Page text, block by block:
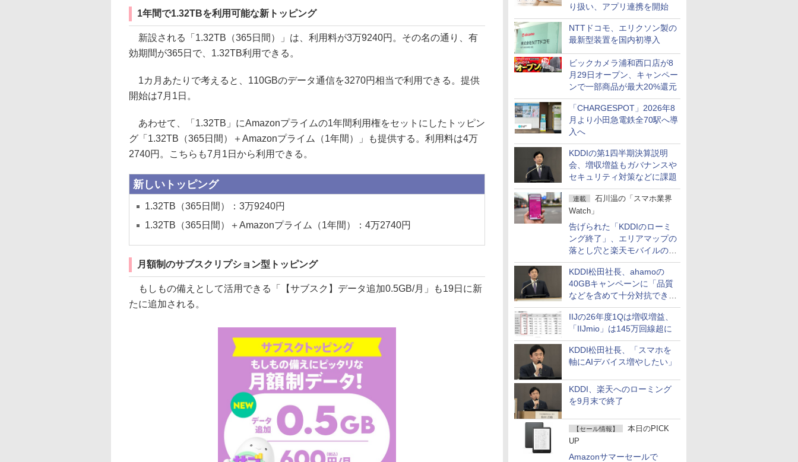
り扱い、アプリ連携を開始
NTTドコモ、エリクソン製の
最新型装置を国内初導入
ビックカメラ浦和西口店が8
月29日オープン、キャンペー
ンで一部商品が最大20%還元
「CHARGESPOT」2026年8
月より小田急電鉄全70駅へ導
入へ
KDDIの第1四半期決算説明
会、増収増益もガバナンスや
セキュリティ対策などに課題
連載
石川温の「スマホ業界
Watch」
告げられた「KDDIのローミ
ング終了」、エリアマップの
落とし穴と楽天モバイルの課
題
KDDI松田社長、ahamoの
40GBキャンペーンに「品質
などを含めて十分対抗でき
る」
IIJの26年度1Qは増収増益、
「IIJmio」は145万回線超に
KDDI松田社長、「スマホを
軸にAIデバイス増やしたい」
KDDI、楽天へのローミング
を9月末で終了
【セール情報】
本日のPICK
UP
Amazonサマーセールで
1年間で1.32TBを利用可能な新トッピング
新設される「1.32TB（365日間）」は、利用料が3万9240円。その名の通り、有
効期間が365日で、1.32TB利用できる。
1カ月あたりで考えると、110GBのデータ通信を3270円相当で利用できる。提供
開始は7月1日。
あわせて、「1.32TB」にAmazonプライムの1年間利用権をセットにしたトッピン
グ「1.32TB（365日間）＋Amazonプライム（1年間）」も提供する。利用料は4万
2740円。こちらも7月1日から利用できる。
新しいトッピング
1.32TB（365日間）：3万9240円
1.32TB（365日間）＋Amazonプライム（1年間）：4万2740円
月額制のサブスクリプション型トッピング
もしもの備えとして活用できる「【サブスク】データ追加0.5GB/月」も19日に新
たに追加される。